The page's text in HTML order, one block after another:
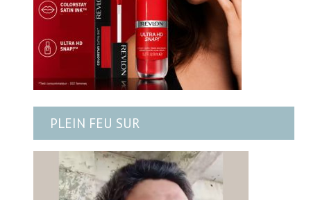
PLEIN FEU SUR